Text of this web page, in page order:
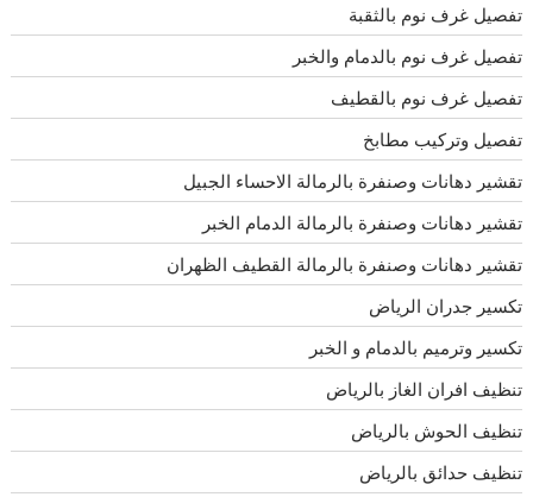
تفصيل غرف نوم بالثقبة
تفصيل غرف نوم بالدمام والخبر
تفصيل غرف نوم بالقطيف
تفصيل وتركيب مطابخ
تقشير دهانات وصنفرة بالرمالة الاحساء الجبيل
تقشير دهانات وصنفرة بالرمالة الدمام الخبر
تقشير دهانات وصنفرة بالرمالة القطيف الظهران
تكسير جدران الرياض
تكسير وترميم بالدمام و الخبر
تنظيف افران الغاز بالرياض
تنظيف الحوش بالرياض
تنظيف حدائق بالرياض